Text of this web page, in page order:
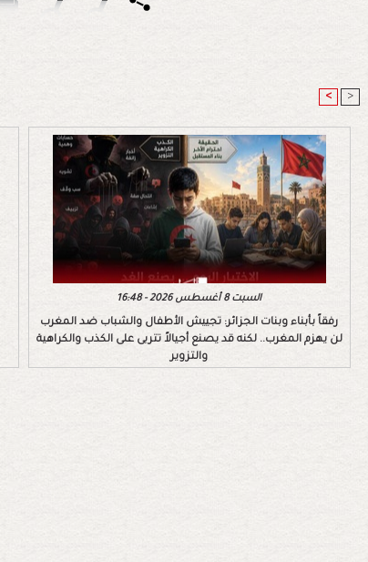
< >
السبت 8 أغسطس 2026 - 16:48
رفقاً بأبناء وبنات الجزائر: تجييش الأطفال والشباب ضد المغرب
لن يهزم المغرب.. لكنه قد يصنع أجيالاً تتربى على الكذب والكراهية
والتزوير